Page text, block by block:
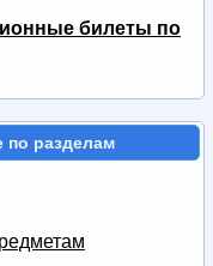
билеты по
по разделам